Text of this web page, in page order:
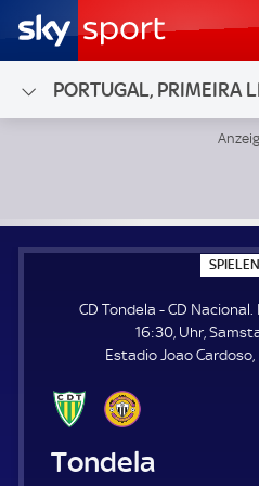
PORTUGAL, PRIMEIRA
CD Tondela - CD Nacional.
16:30, Uhr,
Estadio Joao Cardoso
CD Tondela